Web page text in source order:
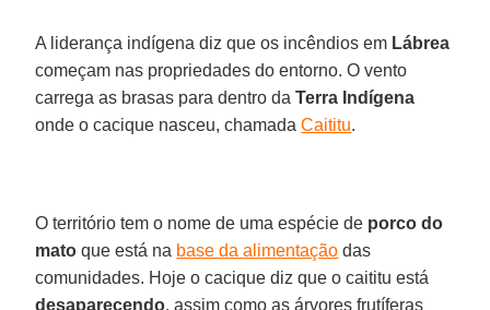
A liderança indígena diz que os incêndios em Lábrea
começam nas propriedades do entorno. O vento
carrega as brasas para dentro daTerra Indígena
onde o cacique nasceu, chamadaCaititu.
O território tem o nome de uma espécie de porco do
mato que está na base da alimentação das
comunidades. Hoje o cacique diz que o caititu está
desaparecendo, assim como as árvores frutíferas